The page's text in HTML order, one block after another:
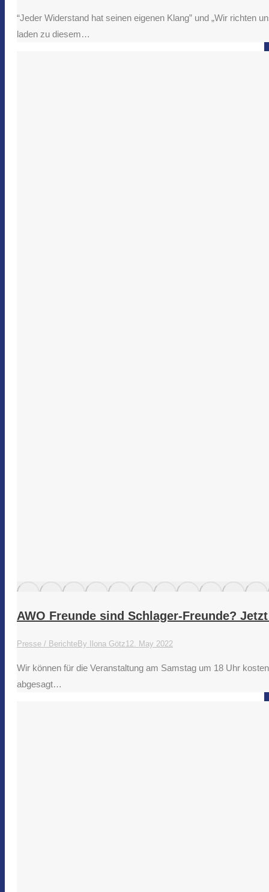
“Jeder Widerstand hat seinen eigenen Klang” und „Wir
laden zu diesem…
AWO Freunde sind Schlager-Freunde?
Presse / BerichteBy Ilona Götz12. May 2022
Wir können für die Veranstaltung am Samstag um 18 Uhr
abgesagt…